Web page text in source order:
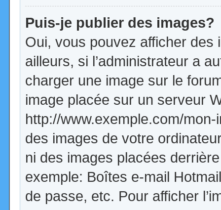
Puis-je publier des images?
Oui, vous pouvez afficher
ailleurs, si l’administrateur a
charger une image sur le
image placée sur un serveur
http://www.exemple.com/
des images de votre
ni des images placées
exemple: Boîtes e-mail
de passe, etc. Pour afficher